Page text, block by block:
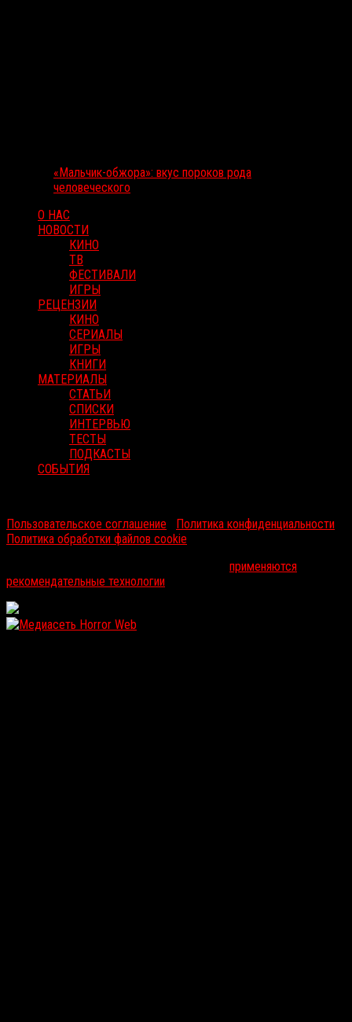
«Мальчик-обжора»: вкус пороков рода
человеческого
О НАС
НОВОСТИ
КИНО
ТВ
ФЕСТИВАЛИ
ИГРЫ
РЕЦЕНЗИИ
КИНО
СЕРИАЛЫ
ИГРЫ
КНИГИ
МАТЕРИАЛЫ
СТАТЬИ
СПИСКИ
ИНТЕРВЬЮ
ТЕСТЫ
ПОДКАСТЫ
СОБЫТИЯ
Пользовательское соглашение
Политика конфиденциальности
Политика обработки файлов cookie
применяются
рекомендательные технологии